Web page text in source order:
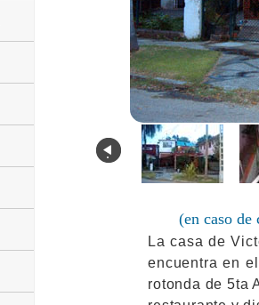
.
(en caso
La casa de
encuentra en
rotonda de 5ta